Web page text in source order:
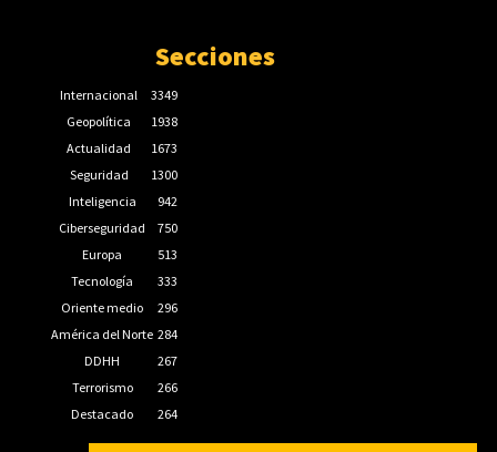
Secciones
Internacional
3349
Geopolítica
1938
Actualidad
1673
Seguridad
1300
Inteligencia
942
Ciberseguridad
750
Europa
513
Tecnología
333
Oriente medio
296
América del Norte 284
DDHH
267
Terrorismo
266
Destacado
264